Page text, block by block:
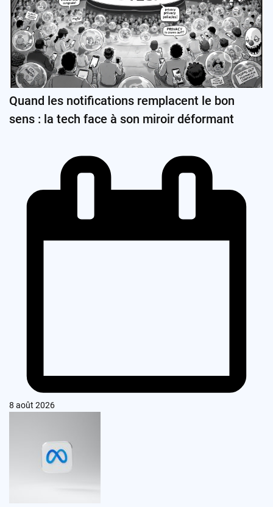
Quand les notifications remplacent le bon
sens : la tech face à son miroir déformant
8 août 2026